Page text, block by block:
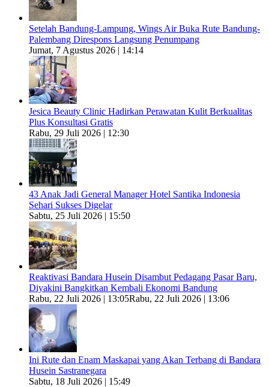
Setelah Bandung-Lampung, Wings Air Buka Rute Bandung-
Palembang Direspons Langsung Penumpang
Jumat, 7 Agustus 2026 | 14:14
Jesica Beauty Clinic Hadirkan Perawatan Kulit Berkualitas
Plus Konsultasi Gratis
Rabu, 29 Juli 2026 | 12:30
43 Anak Jadi General Manager Hotel Santika Indonesia
Sehari Sukses Digelar
Sabtu, 25 Juli 2026 | 15:50
Reaktivasi Bandara Husein Disambut Pedagang Pasar Baru,
Diyakini Bangkitkan Kembali Ekonomi Bandung
Rabu, 22 Juli 2026 | 13:05Rabu, 22 Juli 2026 | 13:06
Ini Rute dan Enam Maskapai yang Akan Terbang di Bandara
Husein Sastranegara
Sabtu, 18 Juli 2026 | 15:49